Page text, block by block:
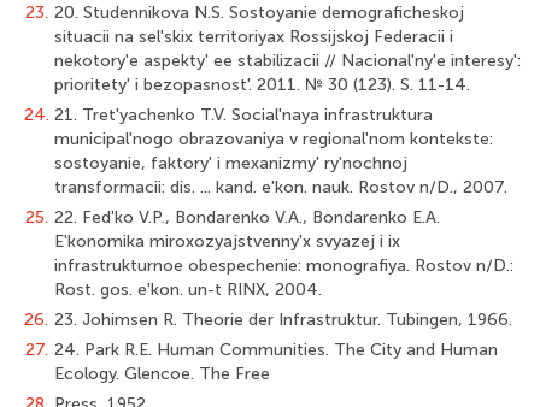
23. 20. Studennikova N.S. Sostoyanie demograficheskoj
situacii na sel'skix territoriyax Rossijskoj Federacii i
nekotory'e aspekty' ee stabilizacii // Nacional'ny'e interesy':
prioritety' i bezopasnost'. 2011. № 30 (123). S. 11-14.
24. 21. Tret'yachenko T.V. Social'naya infrastruktura
municipal'nogo obrazovaniya v regional'nom kontekste:
sostoyanie, faktory' i mexanizmy' ry'nochnoj
transformacii: dis. ... kand. e'kon. nauk. Rostov n/D., 2007.
25. 22. Fed'ko V.P., Bondarenko V.A., Bondarenko E.A.
E'konomika miroxozyajstvenny'x svyazej i ix
infrastrukturnoe obespechenie: monografiya. Rostov n/D.:
Rost. gos. e'kon. un-t RINX, 2004.
26. 23. Johimsen R. Theorie der Infrastruktur. Tubingen, 1966.
27. 24. Park R.E. Human Communities. The City and Human
Ecology. Glencoe. The Free